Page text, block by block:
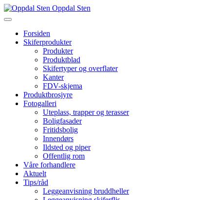
Oppdal Sten
Forsiden
Skiferprodukter
Produkter
Produktblad
Skifertyper og overflater
Kanter
FDV-skjema
Produktbrosjyre
Fotogalleri
Uteplass, trapper og terasser
Boligfasader
Fritidsbolig
Innendørs
Ildsted og piper
Offentlig rom
Våre forhandlere
Aktuelt
Tips/råd
Leggeanvisning bruddheller